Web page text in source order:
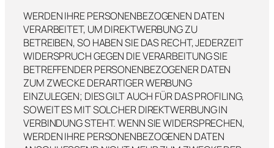
WERDEN IHRE PERSONENBEZOGENEN DATEN
VERARBEITET, UM DIREKTWERBUNG ZU
BETREIBEN, SO HABEN SIE DAS RECHT, JEDERZEIT
WIDERSPRUCH GEGEN DIE VERARBEITUNG SIE
BETREFFENDER PERSONENBEZOGENER DATEN
ZUM ZWECKE DERARTIGER WERBUNG
EINZULEGEN; DIES GILT AUCH FÜR DAS PROFILING,
SOWEIT ES MIT SOLCHER DIREKTWERBUNG IN
VERBINDUNG STEHT. WENN SIE WIDERSPRECHEN,
WERDEN IHRE PERSONENBEZOGENEN DATEN